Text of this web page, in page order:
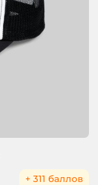
+ 311 баллов